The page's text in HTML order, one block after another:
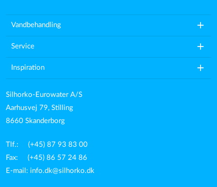
Vandbehandling add
Service add
Inspiration add
Silhorko-Eurowater A/S
Aarhusvej 79, Stilling
8660 Skanderborg
Tlf.: (+45) 87 93 83 00
Fax: (+45) 86 57 24 86
E-mail: info.dk@silhorko.dk